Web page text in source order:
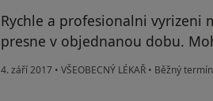
Rychle a profesionalni vyrizeni
presne v objednanou dobu.
4. září 2017 • VŠEOBECNÝ LÉKAŘ • Běžný termín